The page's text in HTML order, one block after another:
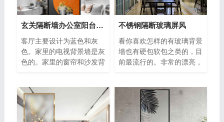
玄关隔断墙办公室阳台挡门背景墙玻璃
客厅主要设计为蓝色和灰
色。家里的电视背景墙是灰
色的。家里的窗帘和沙发背
不锈钢隔断玻璃屏风
看你喜欢怎样的有玻璃背景
墙也有硬包软包之类的，目
前最流行的。非常的漂亮，